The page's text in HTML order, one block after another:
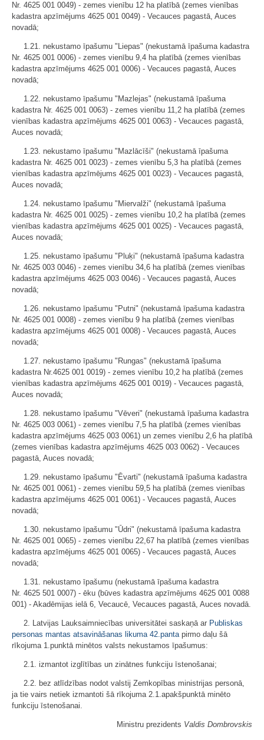
Nr. 4625 001 0049) - zemes vienību 12 ha platībā (zemes vienības
kadastra apzīmējums 4625 001 0049) - Vecauces pagastā, Auces
novadā;
1.21. nekustamo īpašumu "Liepas" (nekustamā īpašuma kadastra
Nr. 4625 001 0006) - zemes vienību 9,4 ha platībā (zemes vienības
kadastra apzīmējums 4625 001 0006) - Vecauces pagastā, Auces
novadā;
1.22. nekustamo īpašumu "Mazlejas" (nekustamā īpašuma
kadastra Nr. 4625 001 0063) - zemes vienību 11,2 ha platībā (zemes
vienības kadastra apzīmējums 4625 001 0063) - Vecauces pagastā,
Auces novadā;
1.23. nekustamo īpašumu "Mazlācīši" (nekustamā īpašuma
kadastra Nr. 4625 001 0023) - zemes vienību 5,3 ha platībā (zemes
vienības kadastra apzīmējums 4625 001 0023) - Vecauces pagastā,
Auces novadā;
1.24. nekustamo īpašumu "Miervalži" (nekustamā īpašuma
kadastra Nr. 4625 001 0025) - zemes vienību 10,2 ha platībā (zemes
vienības kadastra apzīmējums 4625 001 0025) - Vecauces pagastā,
Auces novadā;
1.25. nekustamo īpašumu "Pluķi" (nekustamā īpašuma kadastra
Nr. 4625 003 0046) - zemes vienību 34,6 ha platībā (zemes vienības
kadastra apzīmējums 4625 003 0046) - Vecauces pagastā, Auces
novadā;
1.26. nekustamo īpašumu "Putni" (nekustamā īpašuma kadastra
Nr. 4625 001 0008) - zemes vienību 9 ha platībā (zemes vienības
kadastra apzīmējums 4625 001 0008) - Vecauces pagastā, Auces
novadā;
1.27. nekustamo īpašumu "Rungas" (nekustamā īpašuma
kadastra Nr.4625 001 0019) - zemes vienību 10,2 ha platībā (zemes
vienības kadastra apzīmējums 4625 001 0019) - Vecauces pagastā,
Auces novadā;
1.28. nekustamo īpašumu "Vēveri" (nekustamā īpašuma kadastra
Nr. 4625 003 0061) - zemes vienību 7,5 ha platībā (zemes vienības
kadastra apzīmējums 4625 003 0061) un zemes vienību 2,6 ha platībā
(zemes vienības kadastra apzīmējums 4625 003 0062) - Vecauces
pagastā, Auces novadā;
1.29. nekustamo īpašumu "Ēvarti" (nekustamā īpašuma kadastra
Nr. 4625 001 0061) - zemes vienību 59,5 ha platībā (zemes vienības
kadastra apzīmējums 4625 001 0061) - Vecauces pagastā, Auces
novadā;
1.30. nekustamo īpašumu "Ūdri" (nekustamā īpašuma kadastra
Nr. 4625 001 0065) - zemes vienību 22,67 ha platībā (zemes vienības
kadastra apzīmējums 4625 001 0065) - Vecauces pagastā, Auces
novadā;
1.31. nekustamo īpašumu (nekustamā īpašuma kadastra
Nr. 4625 501 0007) - ēku (būves kadastra apzīmējums 4625 001 0088
001) - Akadēmijas ielā 6, Vecaucē, Vecauces pagastā, Auces novadā.
2. Latvijas Lauksaimniecības universitātei saskaņā ar Publiskas
personas mantas atsavināšanas likuma 42.pantapirmo daļu šā
rīkojuma 1.punktā minētos valsts nekustamos īpašumus:
2.1. izmantot izglītības un zinātnes funkciju īstenošanai;
2.2. bez atlīdzības nodot valstij Zemkopības ministrijas personā,
ja tie vairs netiek izmantoti šā rīkojuma 2.1.apakšpunktā minēto
funkciju īstenošanai.
Ministru prezidents Valdis Dombrovskis